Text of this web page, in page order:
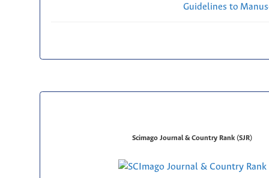
Guidelines to
Scimago Journal & Country Rank (SJR)